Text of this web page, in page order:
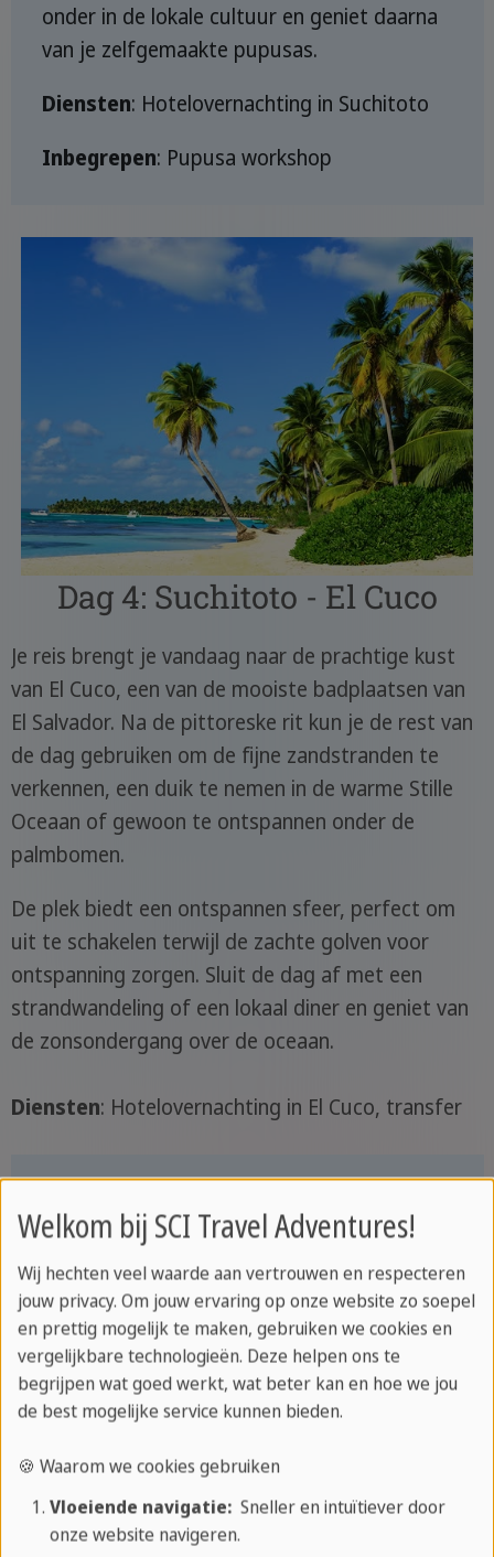
onder in de lokale cultuur en geniet daarna
van je zelfgemaakte pupusas.
Diensten: Hotelovernachting in Suchitoto
Inbegrepen: Pupusa workshop
Dag 4: Suchitoto - El Cuco
Je reis brengt je vandaag naar de prachtige kust
van El Cuco, een van de mooiste badplaatsen van
El Salvador. Na de pittoreske rit kun je de rest van
de dag gebruiken om de fijne zandstranden te
verkennen, een duik te nemen in de warme Stille
Oceaan of gewoon te ontspannen onder de
palmbomen.
De plek biedt een ontspannen sfeer, perfect om
uit te schakelen terwijl de zachte golven voor
ontspanning zorgen. Sluit de dag af met een
strandwandeling of een lokaal diner en geniet van
de zonsondergang over de oceaan.
Diensten: Hotelovernachting in El Cuco, transfer
Dag 5: El Cuco
Welkom bij SCI Travel Adventures!
Wij hechten veel waarde aan vertrouwen en respecteren
jouw privacy. Om jouw ervaring op onze website zo soepel
en prettig mogelijk te maken, gebruiken we cookies en
vergelijkbare technologieën. Deze helpen ons te
begrijpen wat goed werkt, wat beter kan en hoe we jou
de best mogelijke service kunnen bieden.
🍪 Waarom we cookies gebruiken
Vloeiende navigatie:Sneller en intuïtiever door
onze website navigeren.